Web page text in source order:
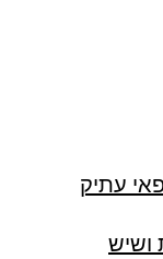
עתיק
ושיש